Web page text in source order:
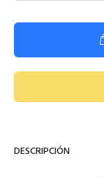
DESCRIPCIÓN